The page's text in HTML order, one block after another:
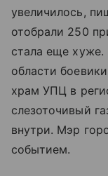
увеличилось,
отобрали 250
стала еще
области
храм УПЦ в
слезоточивый
внутри. Мэр
событием.